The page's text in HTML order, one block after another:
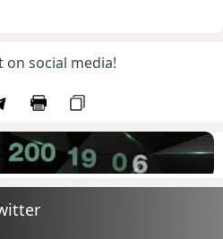
on social media!